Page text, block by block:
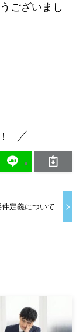
ございまし
定義について